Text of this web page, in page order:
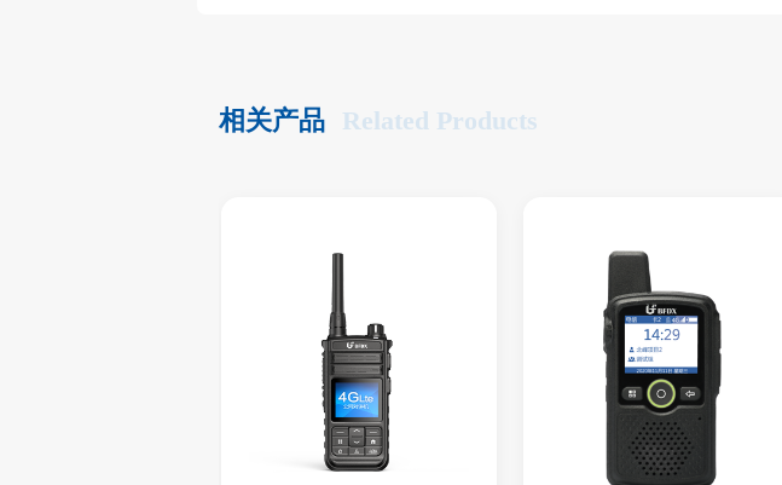
相关产品 Related Products